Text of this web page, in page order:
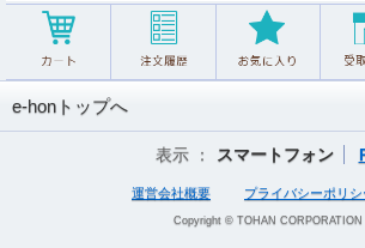
e-honトップへ
表示 ： スマートフォン
運営会社概要 プライバシーポリシ
Copyright © TOHAN CORPORATION